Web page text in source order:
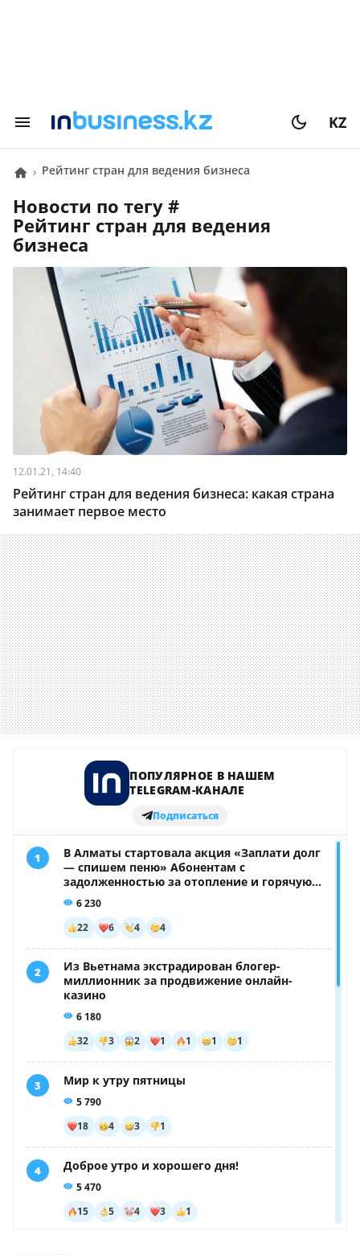
KZ
Рейтинг стран для ведения бизнеса
Новости по тегу #
Рейтинг стран для ведения
бизнеса
12.01.21, 14:40
Рейтинг стран для ведения бизнеса: какая страна
занимает первое место